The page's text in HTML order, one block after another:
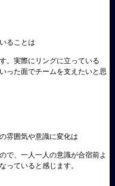
ることは
。実際にリングに立っている
った面でチームを支えたいと思
雰囲気や意識に変化は
で、一人一人の意識が合宿前よ
っていると感じます。